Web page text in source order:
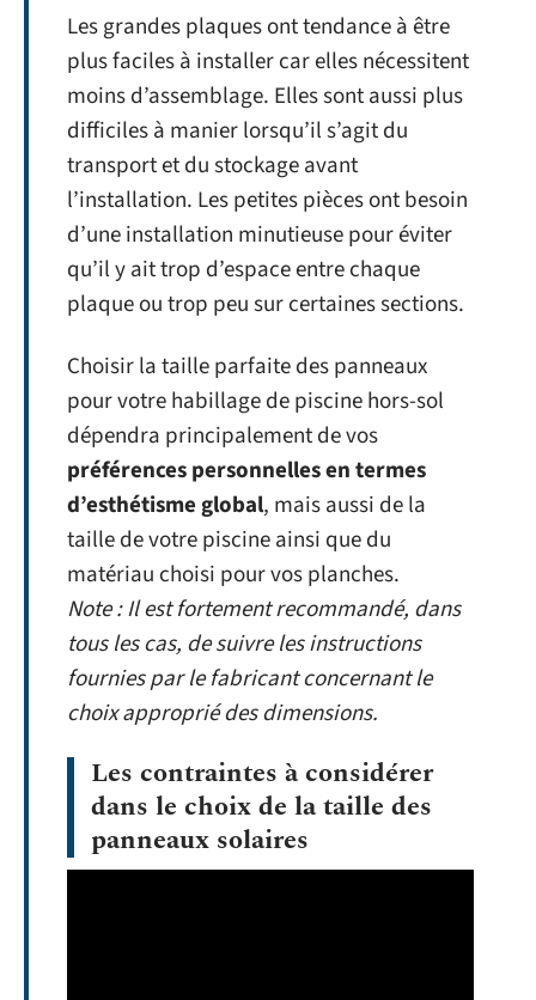
Les grandes plaques ont tendance à être
plus faciles à installer car elles nécessitent
moins d’assemblage. Elles sont aussi plus
difficiles à manier lorsqu’il s’agit du
transport et du stockage avant
l’installation. Les petites pièces ont besoin
d’une installation minutieuse pour éviter
qu’il y ait trop d’espace entre chaque
plaque ou trop peu sur certaines sections.
Choisir la taille parfaite des panneaux
pour votre habillage de piscine hors-sol
dépendra principalement de vos
préférences personnelles en termes
d’esthétisme global, mais aussi de la
taille de votre piscine ainsi que du
matériau choisi pour vos planches.
Note : Il est fortement recommandé, dans
tous les cas, de suivre les instructions
fournies par le fabricant concernant le
choix approprié des dimensions.
Les contraintes à considérer
dans le choix de la taille des
panneaux solaires